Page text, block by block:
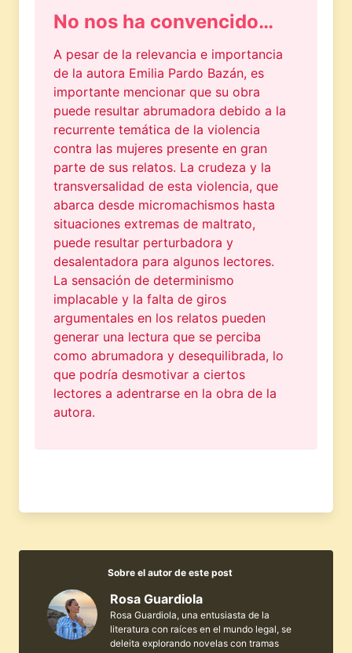
No nos ha convencido…
A pesar de la relevancia e importancia
de la autora Emilia Pardo Bazán, es
importante mencionar que su obra
puede resultar abrumadora debido a la
recurrente temática de la violencia
contra las mujeres presente en gran
parte de sus relatos. La crudeza y la
transversalidad de esta violencia, que
abarca desde micromachismos hasta
situaciones extremas de maltrato,
puede resultar perturbadora y
desalentadora para algunos lectores.
La sensación de determinismo
implacable y la falta de giros
argumentales en los relatos pueden
generar una lectura que se perciba
como abrumadora y desequilibrada, lo
que podría desmotivar a ciertos
lectores a adentrarse en la obra de la
autora.
Sobre el autor de este post
Rosa Guardiola
Rosa Guardiola, una entusiasta de la
literatura con raíces en el mundo legal, se
deleita explorando novelas con tramas